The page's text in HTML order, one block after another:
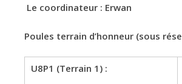
Le coordinateur : Erwan
Poules terrain d’honneur (sous
U8P1 (Terrain 1) :